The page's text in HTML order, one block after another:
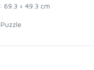
69.3 × 49.3 cm
Puzzle